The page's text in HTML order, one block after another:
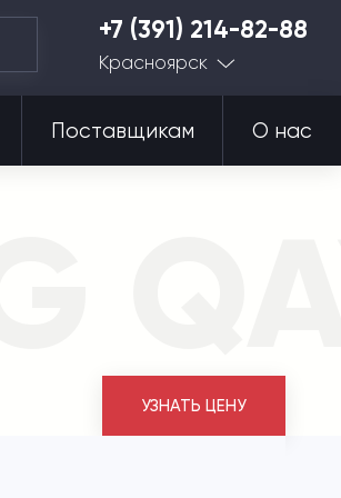
+7 (391) 214-82-88
Красноярск
Поставщикам О нас
УЗНАТЬ ЦЕНУ